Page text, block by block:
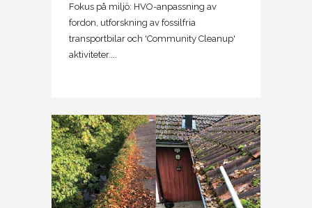
Fokus på miljö: HVO-anpassning av
fordon, utforskning av fossilfria
transportbilar och 'Community Cleanup'
aktiviteter....